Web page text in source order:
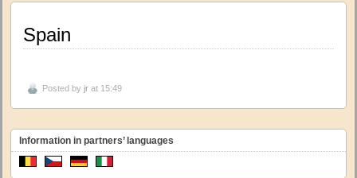
Spain
Posted by jr at 15:49
Information in partners’ languages